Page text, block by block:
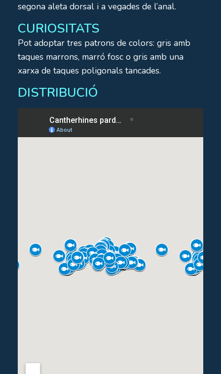
segona aleta dorsal i a vegades de l’anal.
CURIOSITATS
Pot adoptar tres patrons de colors: gris amb
taques marrons, marró fosc o gris amb una
xarxa de taques poligonals tancades.
DISTRIBUCIÓ